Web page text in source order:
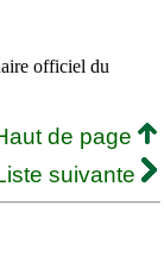
officiel du
de page
suivante